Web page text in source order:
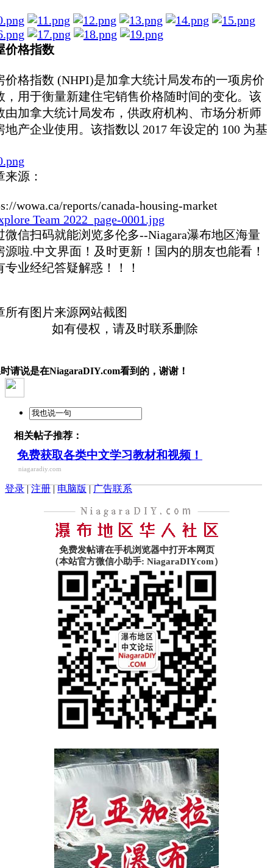
价格指数
价格指数 (NHPI)是加拿大统计局发布的一项房价
，用于衡量新建住宅销售价格随时间的变化。该
由加拿大统计局发布，供政府机构、市场分析师
地产企业使用。该指数以 2017 年设定的 100 为基
来源：
wowa.ca/reports/canada-housing-market
微信扫码就能浏览多伦多--Niagara瀑布地区海量
源啦.中文界面！及时更新！国内的朋友也能看！
专业经纪答疑解惑！！！
所有图片来源网站截图
如有侵权，请及时联系删除
请说是在NiagaraDIY.com看到的，谢谢！
相关帖子推荐：
免费获取各类中文学习教材和视频！
niagaradiy.com
登录|注册|电脑版|广告联系
免费发帖请在手机浏览器中打开本网页
（本站官方微信小助手: NiagaraDIYcom）